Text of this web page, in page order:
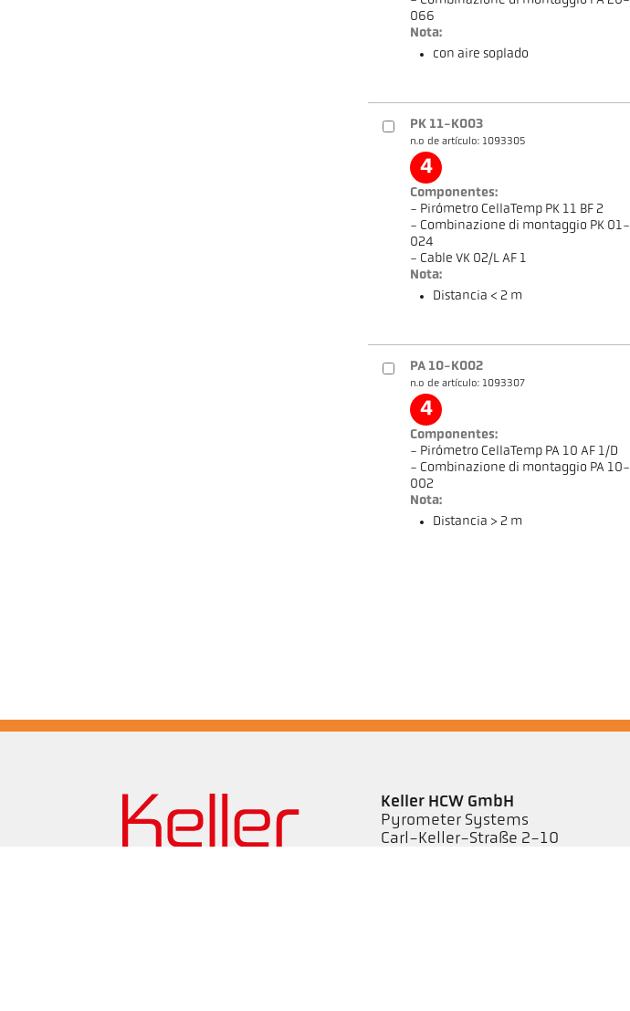
066
Nota:
con aire soplado
PK 11-K003
n.o de artículo: 1093305
4
Componentes:
- Pirómetro CellaTemp PK 11 BF 2
- Combinazione di montaggio PK 01-
024
- Cable VK 02/L AF 1
Nota:
Distancia < 2 m
PA 10-K002
n.o de artículo: 1093307
4
Componentes:
- Pirómetro CellaTemp PA 10 AF 1/D
- Combinazione di montaggio PA 10-
002
Nota:
Distancia > 2 m
Keller HCW GmbH
Pyrometer Systems
Carl-Keller-Straße 2-10